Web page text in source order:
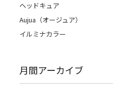
ヘッドキュア
Aujua（オージュア）
イルミナカラー
月間アーカイブ